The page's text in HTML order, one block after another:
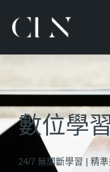
數位學
24/7 無間斷學習
精